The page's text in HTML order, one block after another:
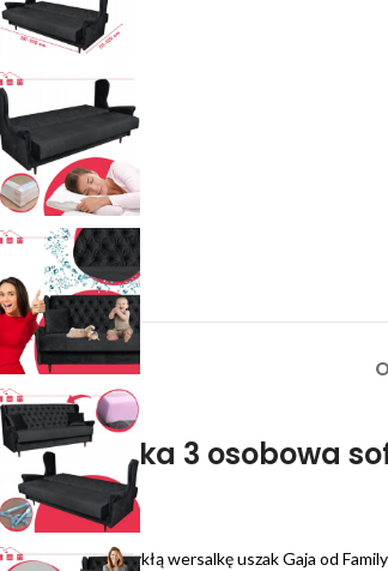
Wersalka 3 osobowa
Odkryj niezwykłą wersalkę uszak Gaja od